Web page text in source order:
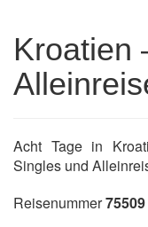
Kroatien
Acht Tage in
Singles und
Reisenummer75509